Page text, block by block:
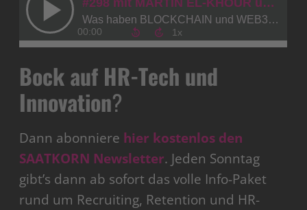
Bock auf HR-Tech und
Innovation?
Dann abonniere hier kostenlos den
SAATKORN Newsletter. Jeden Sonntag
gibt’s dann ab sofort das volle Info-Paket
rund um Recruiting, Retention und HR-